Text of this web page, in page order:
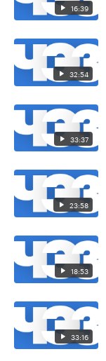
16:39
32:54
33:37
23:58
18:53
33:16